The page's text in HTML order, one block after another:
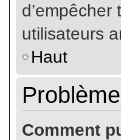
utilisateurs
Haut
Comment